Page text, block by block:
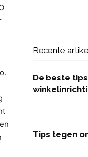
Recente
De beste
Tips tegen